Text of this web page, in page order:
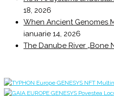
18, 2026
When Ancient Genomes
ianuarie 14, 2026
The Danube River „Bone